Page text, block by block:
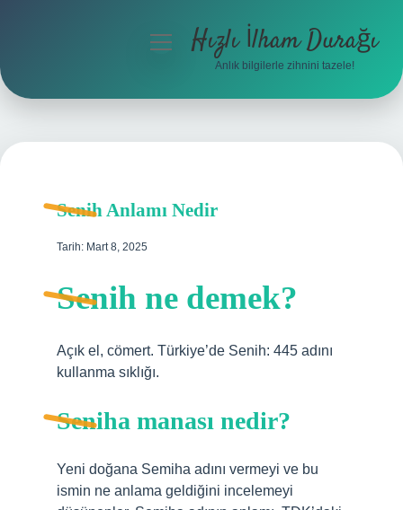
Hakkımızda
menüyüHızlı İlham Durağı
Anlık bilgilerle zihnini tazele!
Senih Anlamı Nedir
Tarih: Mart 8, 2025
Senih ne demek?
Açık el, cömert. Türkiye’de Senih: 445 adını
kullanma sıklığı.
Seniha manası nedir?
Yeni doğana Semiha adını vermeyi ve bu
ismin ne anlama geldiğini incelemeyi